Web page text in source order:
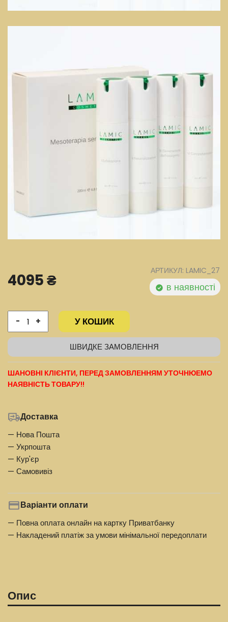
4095 ₴ АРТИКУЛ: LAMIC_27
в наявності
- + У КОШИК
ШВИДКЕ ЗАМОВЛЕННЯ
ШАНОВНІ КЛІЄНТИ, ПЕРЕД ЗАМОВЛЕННЯМ УТОЧНЮЕМО
НАЯВНІСТЬ ТОВАРУ!!
Доставка
— Нова Пошта
— Укрпошта
— Кур'єр
— Самовивіз
Варіанти оплати
— Повна оплата онлайн на картку Приватбанку
— Накладений платіж за умови мінімальної передоплати
Опис